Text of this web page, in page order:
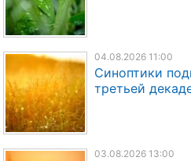
04.08.2026 11:00
Синоптики
третьей
03.08.2026 13:00